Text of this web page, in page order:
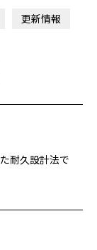
更新情報
耐久設計法で